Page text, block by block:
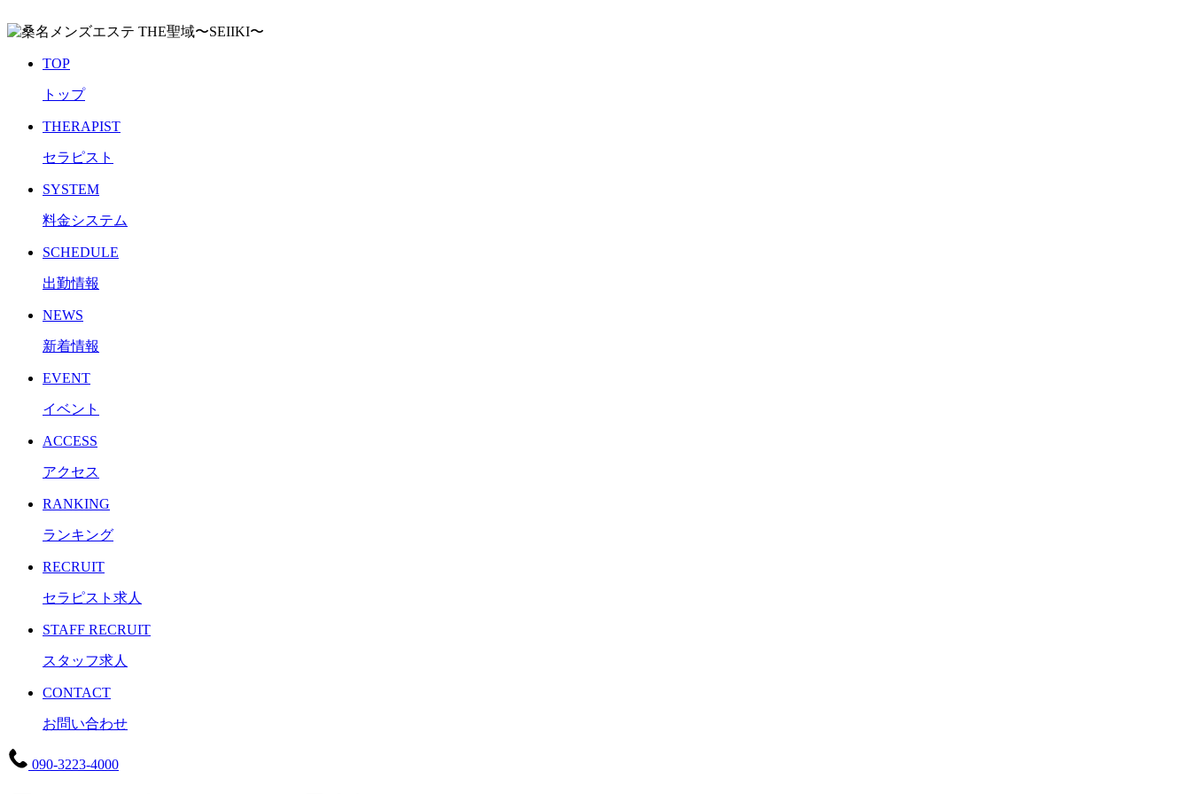
TOP
トップ
THERAPIST
セラピスト
SYSTEM
料金システム
SCHEDULE
出勤情報
NEWS
新着情報
EVENT
イベント
ACCESS
アクセス
RANKING
ランキング
RECRUIT
セラピスト求人
STAFF RECRUIT
スタッフ求人
CONTACT
お問い合わせ
090-3223-4000